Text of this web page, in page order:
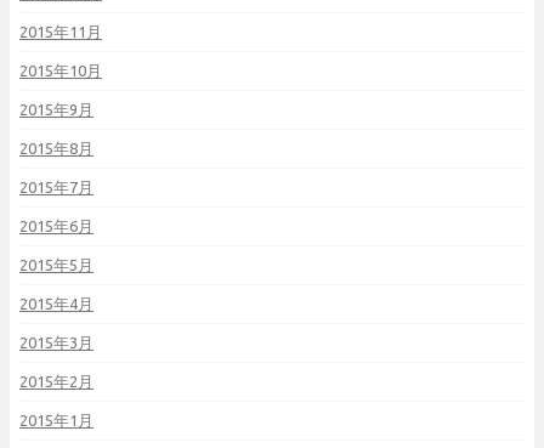
2015年11月
2015年10月
2015年9月
2015年8月
2015年7月
2015年6月
2015年5月
2015年4月
2015年3月
2015年2月
2015年1月